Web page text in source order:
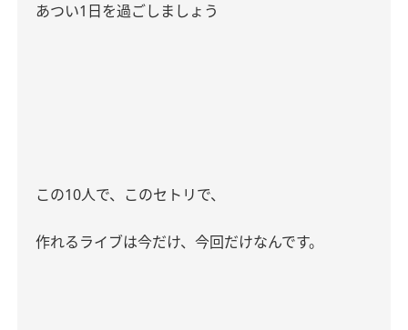
あつい1 日を過ごしましょう
この10人で、このセトリで、
作れるライブは今だけ、今回だけなんです。